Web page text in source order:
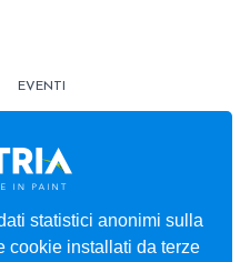
statistici anonimi sulla
cookie installati da terze
EVENTI
CONTATTI
BOX